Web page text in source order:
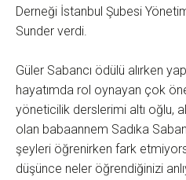
Derneği İstanbul Şubesi
Sunder verdi.
Güler Sabancı ödülü alırken
hayatımda rol oynayan çok
yöneticilik derslerimi altı oğlu,
olan babaannem Sadıka
şeyleri öğrenirken fark
düşünce neler öğrendiğinizi